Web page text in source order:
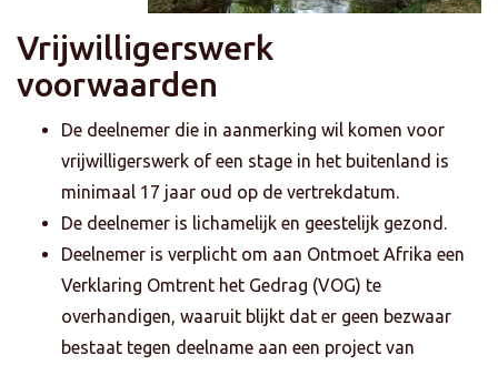
Vrijwilligerswerk
voorwaarden
De deelnemer die in aanmerking wil komen voor
vrijwilligerswerk of een stage in het buitenland is
minimaal 17 jaar oud op de vertrekdatum.
De deelnemer is lichamelijk en geestelijk gezond.
Deelnemer is verplicht om aan Ontmoet Afrika een
Verklaring Omtrent het Gedrag (VOG) te
overhandigen, waaruit blijkt dat er geen bezwaar
bestaat tegen deelname aan een project van